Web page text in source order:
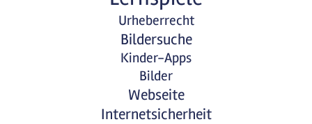
Urheberrecht
Bildersuche
Kinder-Apps
Bilder
Webseite
Internetsicherheit